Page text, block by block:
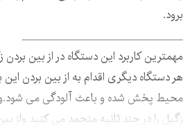
برود.
_____________________________
مهمترین کاربرد این دستگاه در از بین بردن
هر دستگاه دیگری اقدام به از بین بردن
محیط پخش شده و باعث آلودگی می
زگیل را در چند ثانیه منجمد می کنید واز